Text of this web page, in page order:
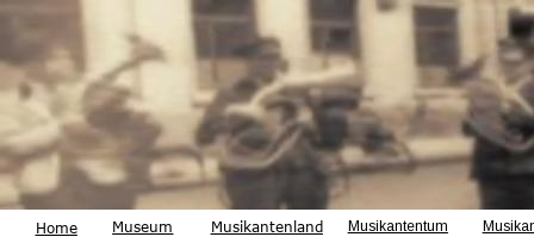
Musikantenland Musikantentum
Home Museum